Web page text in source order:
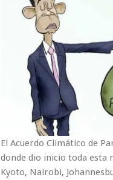
El Acuerdo Climático de
donde dio inicio toda esta
Kyoto, Nairobi,